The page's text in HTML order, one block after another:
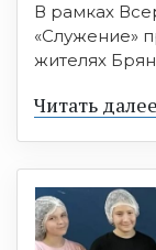
В рамках
«Служение»
жителях
Читать далее